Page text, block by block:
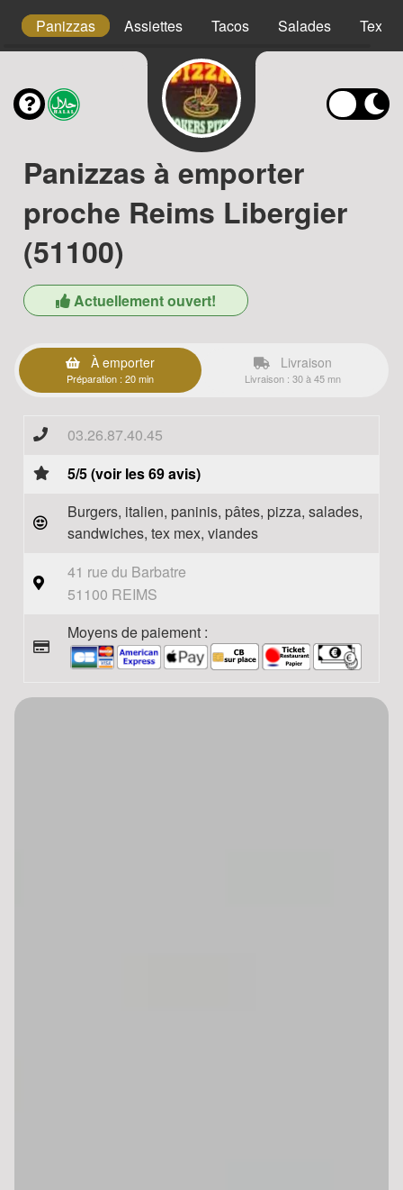
Panizzas Assiettes Tacos Salades Tex
Panizzas à emporter
proche Reims Libergier
(51100)
Actuellement ouvert!
À emporter
Préparation : 20 min
Livraison
Livraison : 30 à 45 mn
03.26.87.40.45
5/5 (voir les 69 avis)
Burgers, italien, paninis, pâtes, pizza, salades,
sandwiches, tex mex, viandes
41 rue du Barbatre
51100 REIMS
Moyens de paiement :